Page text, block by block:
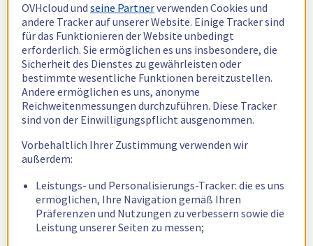
OVHcloud undseine Partnerverwenden Cookies und
andere Tracker auf unserer Website. Einige Tracker sind
für das Funktionieren der Website unbedingt
erforderlich. Sie ermöglichen es uns insbesondere, die
Sicherheit des Dienstes zu gewährleisten oder
bestimmte wesentliche Funktionen bereitzustellen.
Andere ermöglichen es uns, anonyme
Reichweitenmessungen durchzuführen. Diese Tracker
sind von der Einwilligungspflicht ausgenommen.
Vorbehaltlich Ihrer Zustimmung verwenden wir
außerdem:
Leistungs- und Personalisierungs-Tracker: die es uns
ermöglichen, Ihre Navigation gemäß Ihren
Präferenzen und Nutzungen zu verbessern sowie die
Leistung unserer Seiten zu messen;